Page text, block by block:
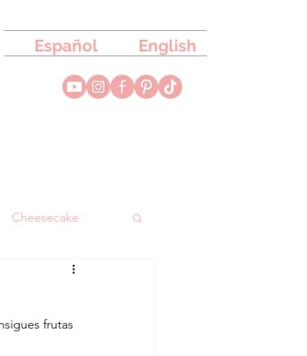
Español English
Cheesecake
Merengue
Quesillo
frutas